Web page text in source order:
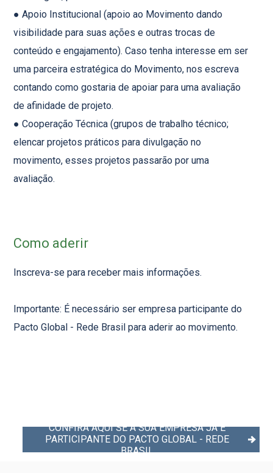
● Apoio Institucional (apoio ao Movimento dando
visibilidade para suas ações e outras trocas de
conteúdo e engajamento). Caso tenha interesse em ser
uma parceira estratégica do Movimento, nos escreva
contando como gostaria de apoiar para uma avaliação
de afinidade de projeto.
● Cooperação Técnica (grupos de trabalho técnico;
elencar projetos práticos para divulgação no
movimento, esses projetos passarão por uma
avaliação.
Como aderir
Inscreva-se para receber mais informações.
Importante: É necessário ser empresa participante do
Pacto Global - Rede Brasil para aderir ao movimento.
CONFIRA AQUI SE A SUA EMPRESA JÁ É
PARTICIPANTE DO PACTO GLOBAL - REDE
BRASIL